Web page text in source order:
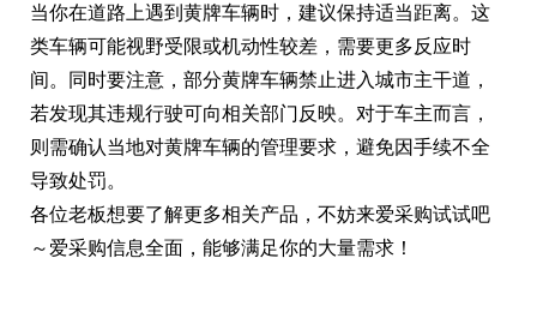
当你在道路上遇到黄牌车辆时，建议保持适当距离。这
类车辆可能视野受限或机动性较差，需要更多反应时
间。同时要注意，部分黄牌车辆禁止进入城市主干道，
若发现其违规行驶可向相关部门反映。对于车主而言，
则需确认当地对黄牌车辆的管理要求，避免因手续不全
导致处罚。
各位老板想要了解更多相关产品，不妨来爱采购试试吧
～爱采购信息全面，能够满足你的大量需求！